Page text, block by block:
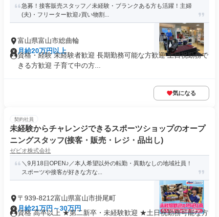
急募！接客販売スタッフ／未経験・ブランクある方も活躍！主婦
(夫)・フリーター歓迎♪買い物割...
富山県富山市総曲輪
月給20万円以上
資格・経験 未経験者歓迎 長期勤務可能な方歓迎 土日祝勤務で
きる方歓迎 子育て中の方...
気になる
契約社員
未経験からチャレンジできるスポーツショップのオープ
ニングスタッフ(接客・販売・レジ・品出し)
ゼビオ株式会社
＼9月18日OPEN♪／本人希望以外の転勤・異動なしの地域社員！
スポーツや接客が好きな方な...
〒939-8212富山県富山市掛尾町
月給21万円～30万円
資格 高卒以上 ★第二新卒・未経験歓迎 ★土日祝勤務可能な方